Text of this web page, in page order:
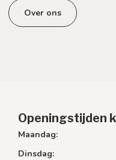
Over ons
Openingstijden
Maandag:
Dinsdag: